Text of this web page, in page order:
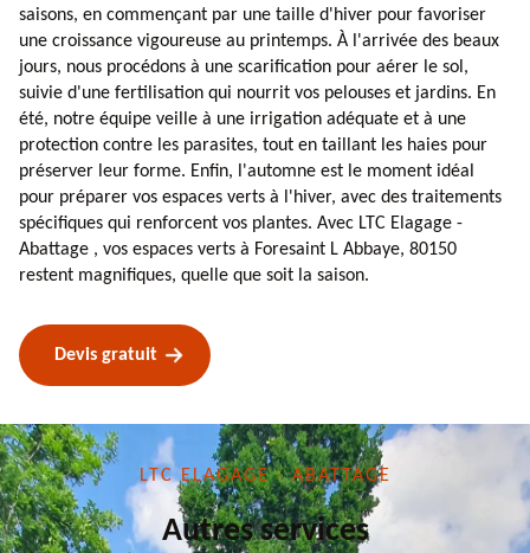
saisons, en commençant par une taille d'hiver pour favoriser
une croissance vigoureuse au printemps. À l'arrivée des beaux
jours, nous procédons à une scarification pour aérer le sol,
suivie d'une fertilisation qui nourrit vos pelouses et jardins. En
été, notre équipe veille à une irrigation adéquate et à une
protection contre les parasites, tout en taillant les haies pour
préserver leur forme. Enfin, l'automne est le moment idéal
pour préparer vos espaces verts à l'hiver, avec des traitements
spécifiques qui renforcent vos plantes. Avec LTC Elagage -
Abattage , vos espaces verts à Foresaint L Abbaye, 80150
restent magnifiques, quelle que soit la saison.
Devis gratuit
LTC ELAGAGE - ABATTAGE
Autres services